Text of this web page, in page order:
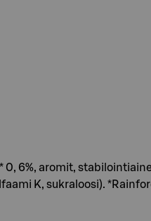
0, 6%, aromit,
K, sukraloosi).